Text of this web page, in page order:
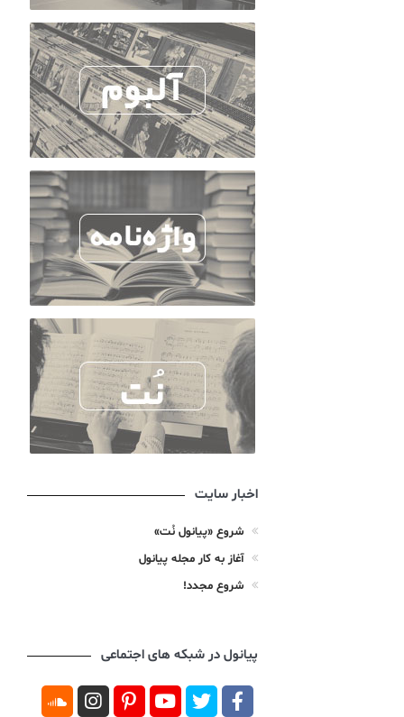
اخبار سایت
شروع «پیانول نُت»
آغاز به کار مجله پیانول
شروع مجدد!
پیانول در شبکه های اجتماعی